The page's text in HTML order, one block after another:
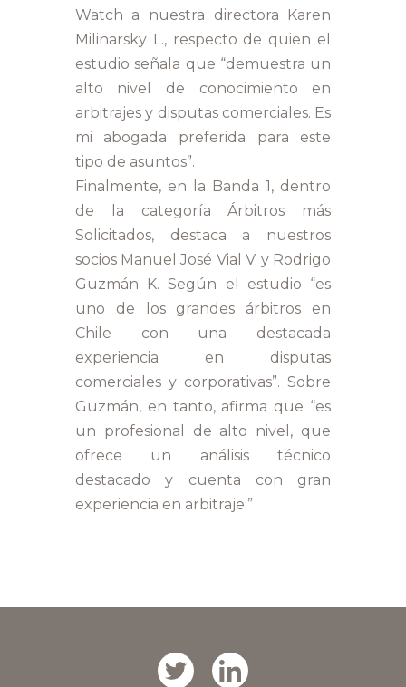
Watch a nuestra directora Karen
Milinarsky L., respecto de quien el
estudio señala que “demuestra un
alto nivel de conocimiento en
arbitrajes y disputas comerciales. Es
mi abogada preferida para este
tipo de asuntos”.
Finalmente, en la Banda 1, dentro
de la categoría Árbitros más
Solicitados, destaca a nuestros
socios Manuel José Vial V. y Rodrigo
Guzmán K. Según el estudio “es
uno de los grandes árbitros en
Chile con una destacada
experiencia en disputas
comerciales y corporativas”. Sobre
Guzmán, en tanto, afirma que “es
un profesional de alto nivel, que
ofrece un análisis técnico
destacado y cuenta con gran
experiencia en arbitraje.”